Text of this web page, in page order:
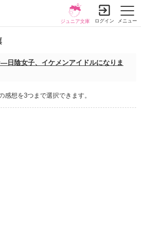
メニュー
ジュニア文庫 ログイン
日陰女子、イケメンアイドルになりま
感想を3つまで選択できます。